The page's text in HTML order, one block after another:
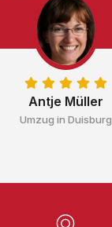
Antje Müller
Umzug in Duisburg